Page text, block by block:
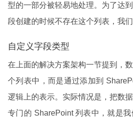
型的一部分被轻易地处理。为了达
段创建的时候不存在这个列表，我
自定义字段类型
在上面的解决方案架构一节提到，
个列表中，而是通过添加到
逻辑上的表示。实际情况是，把数
专门的 SharePoint 列表中，就是